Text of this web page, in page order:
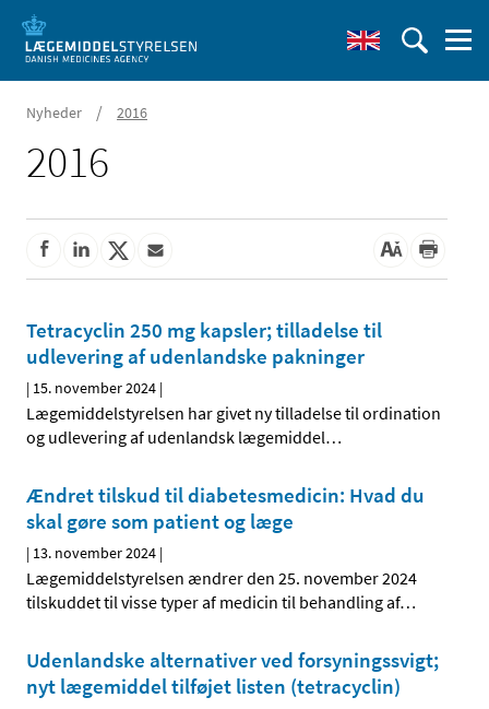
Nyheder / 2016
2016
Tetracyclin 250 mg kapsler; tilladelse til
udlevering af udenlandske pakninger
| 15. november 2024 |
Lægemiddelstyrelsen har givet ny tilladelse til ordination
og udlevering af udenlandsk lægemiddel…
Ændret tilskud til diabetesmedicin: Hvad du
skal gøre som patient og læge
| 13. november 2024 |
Lægemiddelstyrelsen ændrer den 25. november 2024
tilskuddet til visse typer af medicin til behandling af…
Udenlandske alternativer ved forsyningssvigt;
nyt lægemiddel tilføjet listen (tetracyclin)